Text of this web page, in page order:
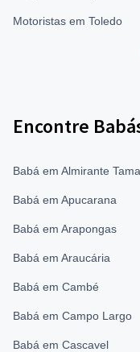
Motoristas em Toledo
Encontre
Babá em Almirante
Babá em Apucarana
Babá em Arapongas
Babá em Araucária
Babá em Cambé
Babá em Campo Largo
Babá em Cascavel